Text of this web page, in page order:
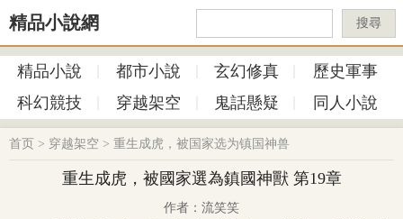
精品小說網 搜尋
精品小說 都市小說 玄幻修真
歷史軍事
科幻競技
穿越架空 鬼話懸疑 同人小說
首页 > 穿越架空 > 重生成虎，被国家选为镇国神兽
重生成虎，被國家選為鎮國神獸 第19章
作者：流笑笑